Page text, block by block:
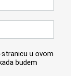
u ovom
budem